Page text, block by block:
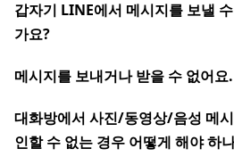
갑자기 LINE에서 메시지를 보낼
가요?
메시지를 보내거나 받을 수 없어요.
대화방에서 사진/동영상/음성 메
인할 수 없는 경우 어떻게 해야 하